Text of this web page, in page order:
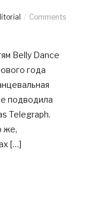
Comments
Belly Dance
года
подводила
Telegraph.
же,
[…]